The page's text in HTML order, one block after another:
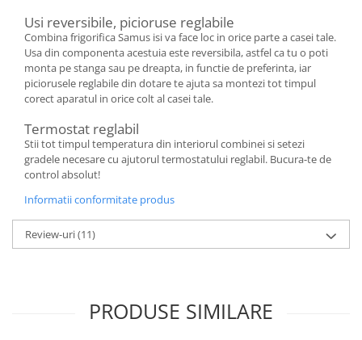
Usi reversibile, picioruse reglabile
Combina frigorifica Samus isi va face loc in orice parte a casei tale.
Usa din componenta acestuia este reversibila, astfel ca tu o poti
monta pe stanga sau pe dreapta, in functie de preferinta, iar
piciorusele reglabile din dotare te ajuta sa montezi tot timpul
corect aparatul in orice colt al casei tale.
Termostat reglabil
Stii tot timpul temperatura din interiorul combinei si setezi
gradele necesare cu ajutorul termostatului reglabil. Bucura-te de
control absolut!
Informatii conformitate produs
Review-uri(11)
PRODUSE SIMILARE